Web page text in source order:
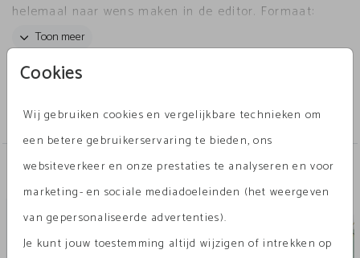
Cookies
Wij gebruiken cookies en vergelijkbare technieken om
een betere gebruikerservaring te bieden, ons
websiteverkeer en onze prestaties te analyseren en voor
marketing- en sociale mediadoeleinden (het weergeven
van gepersonaliseerde advertenties).
Je kunt jouw toestemming altijd wijzigen of intrekken op
helemaal naar wens maken in de editor. Formaat:
15x15 cm.
Toon meer
tegeltje
Andere leuke ontwerpen